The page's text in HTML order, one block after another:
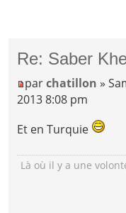
Re: Saber
parchatillon »
2013 8:08 pm
Et en Turquie
Là où il y a une